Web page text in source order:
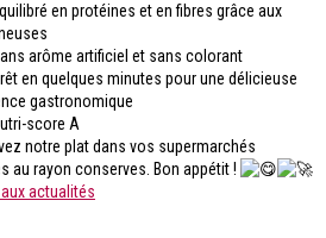
en protéines et en fibres grâce aux
arôme artificiel et sans colorant
en quelques minutes pour une délicieuse
gastronomique
score A
notre plat dans vos supermarchés
au rayon conserves. Bon appétit !
actualités